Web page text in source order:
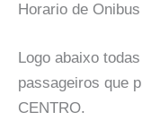
Horario de
Logo abaixo
passageiros que
CENTRO.